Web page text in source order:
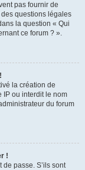
pas fournir de
questions légales
la question « Qui
ce forum ? ».
la création de
IP ou interdit le nom
du forum
!
de passe. S’ils sont